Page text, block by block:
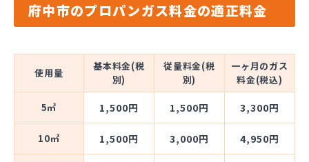
府中市のプロパンガス料金の適正料金
使用量
基本料金(税
別)
従量料金(税
別)
一ヶ月のガス
料金(税込)
5㎥ 1,500円 1,500円 3,300円
10㎥ 1,500円 3,000円 4,950円